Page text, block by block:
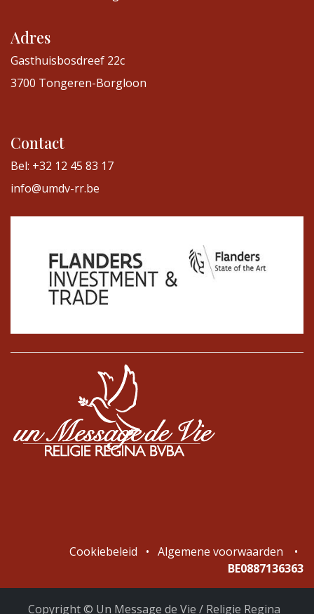
Adres
Gasthuisbosdreef 22c
3700 Tongeren-Borgloon
Contact
Bel: +32 12 45 83 17
info@umdv-rr.be
Cookiebeleid • Algemene voorwaarden
•
BE0887136363
Copyright © Un Message de Vie / Religie Regina